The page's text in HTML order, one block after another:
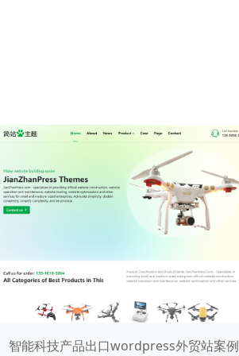
智能科技产品出口wordpress外贸站案例